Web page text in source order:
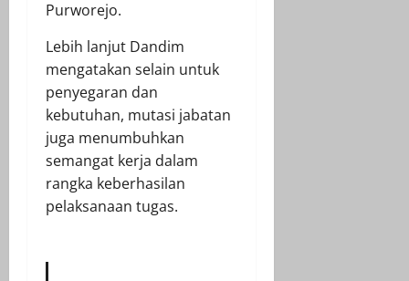
Purworejo.
Lebih lanjut Dandim
mengatakan selain untuk
penyegaran dan
kebutuhan, mutasi jabatan
juga menumbuhkan
semangat kerja dalam
rangka keberhasilan
pelaksanaan tugas.